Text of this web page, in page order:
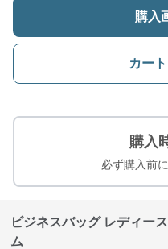
購入
カー
購入
必ず購入前
ビジネスバッグ レディー
ム